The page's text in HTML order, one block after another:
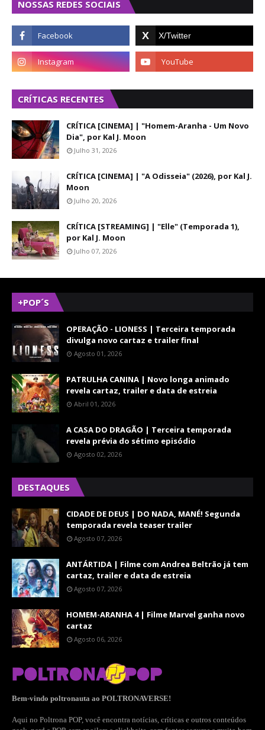
NOSSAS REDES SOCIAIS
CRÍTICAS RECENTES
CRÍTICA [CINEMA] | "Homem-Aranha - Um Novo
Dia", por Kal J. Moon
Julho 31, 2026
CRÍTICA [CINEMA] | "A Odisseia" (2026), por Kal J.
Moon
Julho 20, 2026
CRÍTICA [STREAMING] | "Elle" (Temporada 1),
por Kal J. Moon
Julho 07, 2026
+POP´S
OPERAÇÃO - LIONESS | Terceira temporada
divulga novo cartaz e trailer final
Agosto 01, 2026
PATRULHA CANINA | Novo longa animado
revela cartaz, trailer e data de estreia
Abril 01, 2026
A CASA DO DRAGÃO | Terceira temporada
revela prévia do sétimo episódio
Agosto 02, 2026
DESTAQUES
CIDADE DE DEUS | DO NADA, MANÉ! Segunda
temporada revela teaser trailer
Agosto 07, 2026
ANTÁRTIDA | Filme com Andrea Beltrão já tem
cartaz, trailer e data de estreia
Agosto 07, 2026
HOMEM-ARANHA 4 | Filme Marvel ganha novo
cartaz
Agosto 06, 2026
Bem-vindo poltronauta ao POLTRONAVERSE!
Aqui no Poltrona POP, você encontra notícias, críticas e outros conteúdos